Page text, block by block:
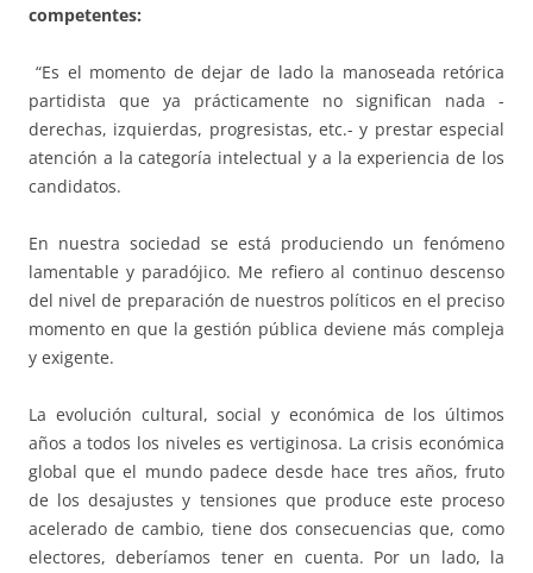
competentes:
“Es el momento de dejar de lado la manoseada retórica
partidista que ya prácticamente no significan nada -
derechas, izquierdas, progresistas, etc.- y prestar especial
atención a la categoría intelectual y a la experiencia de los
candidatos.
En nuestra sociedad se está produciendo un fenómeno
lamentable y paradójico. Me refiero al continuo descenso
del nivel de preparación de nuestros políticos en el preciso
momento en que la gestión pública deviene más compleja
y exigente.
La evolución cultural, social y económica de los últimos
años a todos los niveles es vertiginosa. La crisis económica
global que el mundo padece desde hace tres años, fruto
de los desajustes y tensiones que produce este proceso
acelerado de cambio, tiene dos consecuencias que, como
electores, deberíamos tener en cuenta. Por un lado, la